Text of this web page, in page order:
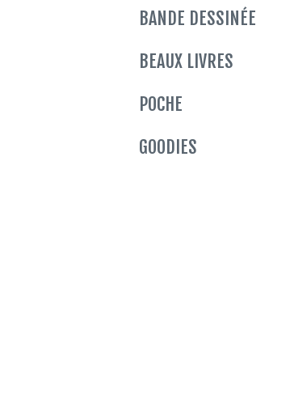
BANDE DESSINÉE
BEAUX LIVRES
POCHE
GOODIES